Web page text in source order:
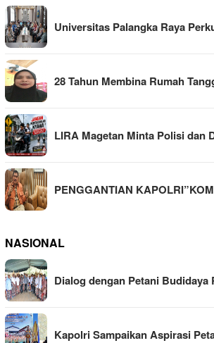
Universitas Palangka Raya
28 Tahun Membina Rumah
LIRA Magetan Minta Polisi dan
PENGGANTIAN
NASIONAL
Dialog dengan Petani
Kapolri Sampaikan Aspirasi